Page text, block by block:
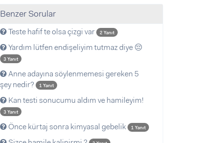
Benzer Sorular
Teste hafif te olsa çizgi var 2 Yanıt
Yardım lütfen endişeliyim tutmaz diye 😔
3 Yanıt
Anne adayına söylenmemesi gereken 5
şey nedir?
1 Yanıt
Kan testi sonucumu aldım ve hamileyim!
3 Yanıt
Önce kürtaj sonra kimyasal gebelik 1 Yanıt